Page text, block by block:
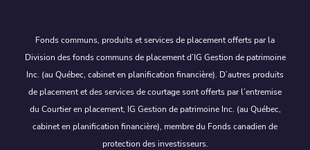
Fonds communs, produits et services de placement offerts par la
Division des fonds communs de placement d’IG Gestion de patrimoine
Inc. (au Québec, cabinet en planification financière). D’autres produits
de placement et des services de courtage sont offerts par l’entremise
du Courtier en placement, IG Gestion de patrimoine Inc. (au Québec,
cabinet en planification financière), membre du Fonds canadien de
protection des investisseurs.